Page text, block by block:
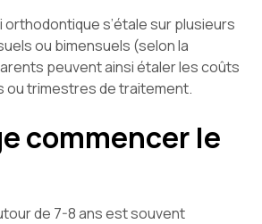
orthodontique s’étale sur plusieurs
ou bimensuels (selon la
peuvent ainsi étaler les coûts
ou trimestres de traitement.
commencer le
de 7-8 ans est souvent